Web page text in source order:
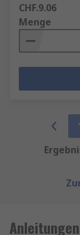
CHF.9.06
Menge